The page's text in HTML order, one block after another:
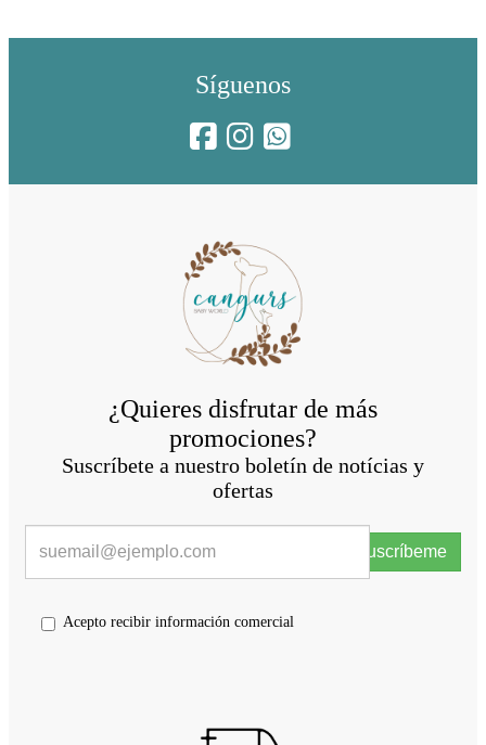
Síguenos
¿Quieres disfrutar de más
promociones?
Suscríbete a nuestro boletín de notícias y
ofertas
Suscríbeme
Acepto recibir información comercial